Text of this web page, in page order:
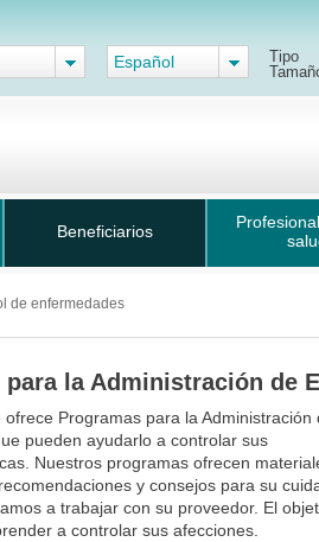
Español
Tipo
Beneficiarios
de enfermedades
para la Administración de
ofrece Programas para la Administración
pueden ayudarlo a controlar sus
Nuestros programas ofrecen
y consejos para su
a trabajar con su proveedor. El
a controlar sus afecciones.